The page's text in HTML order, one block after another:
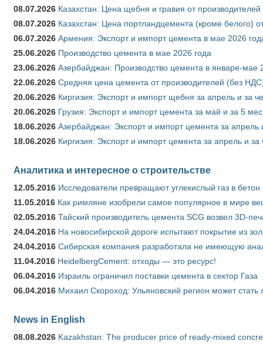
08.07.2026 Казахстан: Цена щебня и гравия от
08.07.2026 Казахстан: Цена портландцемента (кроме белого)
06.07.2026 Армения: Экспорт и импорт цемента в мае 2026
25.06.2026 Производство цемента в мае 2026 года
23.06.2026 Азербайджан: Производство цемента в январе-мае
22.06.2026 Средняя цена цемента от производителей (без
20.06.2026 Киргизия: Экспорт и импорт щебня за апрель и за
20.06.2026 Грузия: Экспорт и импорт цемента за май и за 5
18.06.2026 Азербайджан: Экспорт и импорт цемента за
18.06.2026 Киргизия: Экспорт и импорт цемента за апрель и
Аналитика и интересное о строительстве
12.05.2016 Исследователи превращают углекислый газ в бетон
11.05.2016 Как римляне изобрели самое популярное в мире
02.05.2016 Тайский производитель цемента SCG возвел 3D-
24.04.2016 На новосибирской дороге испытают покрытие из
24.04.2016 Сибирская компания разработала не имеющую
11.04.2016 HeidelbergCement: отходы — это ресурс!
06.04.2016 Израиль ограничил поставки цемента в сектор Газа
06.04.2016 Михаил Скороход: Ульяновский регион может
News in English
08.08.2026 Kazakhstan: The producer price of ready-mixed